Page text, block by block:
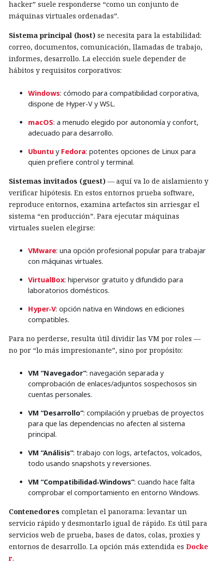
hacker” suele responderse “como un conjunto de
máquinas virtuales ordenadas”.
Sistema principal (host) se necesita para la estabilidad:
correo, documentos, comunicación, llamadas de trabajo,
informes, desarrollo. La elección suele depender de
hábitos y requisitos corporativos:
Windows: cómodo para compatibilidad corporativa,
dispone de Hyper‑V y WSL.
macOS: a menudo elegido por autonomía y confort,
adecuado para desarrollo.
Ubuntu y Fedora: potentes opciones de Linux para
quien prefiere control y terminal.
Sistemas invitados (guest) — aquí va lo de aislamiento y
verificar hipótesis. En estos entornos prueba software,
reproduce entornos, examina artefactos sin arriesgar el
sistema “en producción”. Para ejecutar máquinas
virtuales suelen elegirse:
VMware: una opción profesional popular para trabajar
con máquinas virtuales.
VirtualBox: hipervisor gratuito y difundido para
laboratorios domésticos.
Hyper‑V: opción nativa en Windows en ediciones
compatibles.
Para no perderse, resulta útil dividir las VM por roles —
no por “lo más impresionante”, sino por propósito:
VM “Navegador”: navegación separada y
comprobación de enlaces/adjuntos sospechosos sin
cuentas personales.
VM “Desarrollo”: compilación y pruebas de proyectos
para que las dependencias no afecten al sistema
principal.
VM “Análisis”: trabajo con logs, artefactos, volcados,
todo usando snapshots y reversiones.
VM “Compatibilidad‑Windows”: cuando hace falta
comprobar el comportamiento en entorno Windows.
Contenedores completan el panorama: levantar un
servicio rápido y desmontarlo igual de rápido. Es útil para
servicios web de prueba, bases de datos, colas, proxies y
entornos de desarrollo. La opción más extendida es Docke
r.